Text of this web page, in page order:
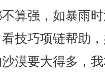
算强，如暴雨
技巧项链帮助
漠要大得多，